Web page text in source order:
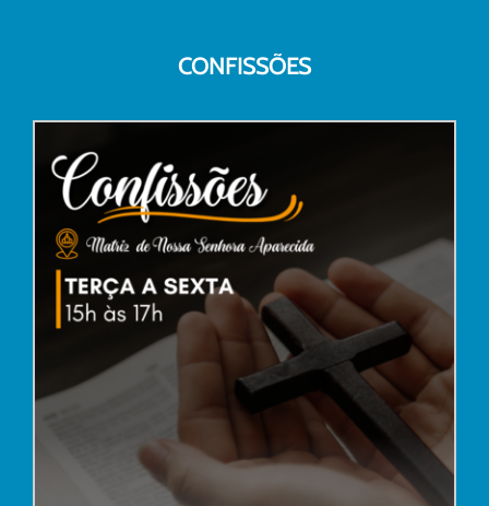
CONFISSÕES